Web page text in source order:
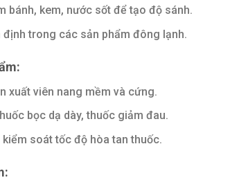
bánh, kem, nước sốt để tạo độ sánh.
định trong các sản phẩm đông lạnh.
xuất viên nang mềm và cứng.
bọc dạ dày, thuốc giảm đau.
soát tốc độ hòa tan thuốc.